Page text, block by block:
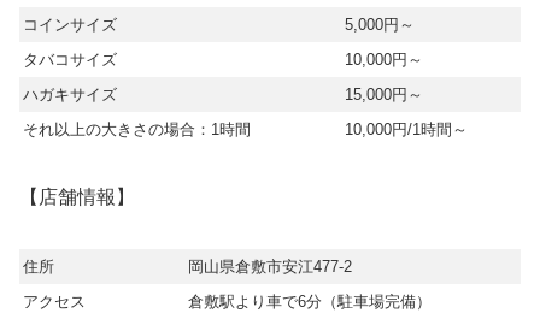
コインサイズ
5,000円～
タバコサイズ
10,000円～
ハガキサイズ
15,000円～
それ以上の大きさの場合：1時間
10,000円/1時間～
【店舗情報】
住所
岡山県倉敷市安江477-2
アクセス
倉敷駅より車で6分（駐車場完備）